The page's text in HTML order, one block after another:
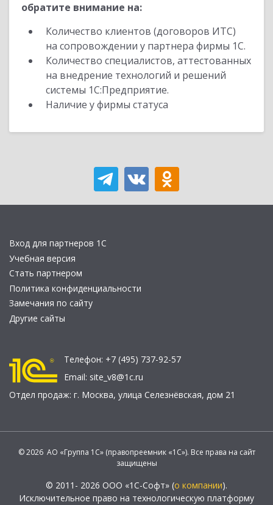
обратите внимание на:
Количество клиентов (договоров ИТС)
на сопровождении у партнера фирмы 1С.
Количество специалистов, аттестованных
на внедрение технологий и решений
системы 1С:Предприятие.
Наличие у фирмы статуса
Вход для партнеров 1С
Учебная версия
Стать партнером
Политика конфиденциальности
Замечания по сайту
Другие сайты
Телефон: +7 (495) 737-92-57
Email: site_v8@1c.ru
Отдел продаж: г. Москва, улица Селезнёвская, дом 21
© 2026 АО «Группа 1С» (правопреемник «1С»). Все права на сайт
защищены
© 2011- 2026 ООО «1С-Софт» (о компании).
Исключительное право на технологическую платформу